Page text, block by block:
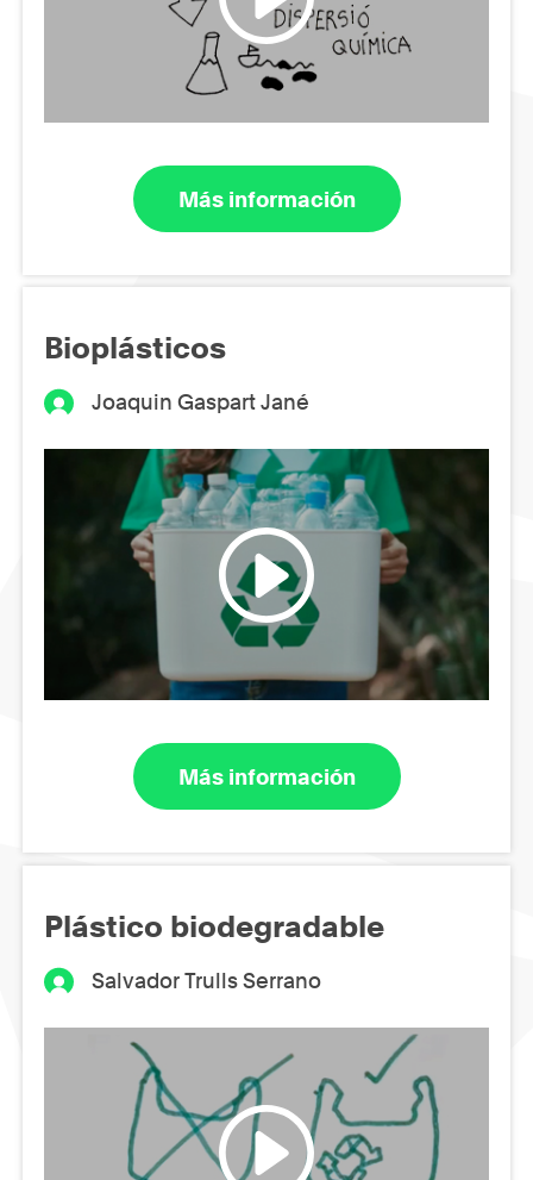
Más información
Bioplásticos
Joaquin Gaspart Jané
Más información
Plástico biodegradable
Salvador Trulls Serrano